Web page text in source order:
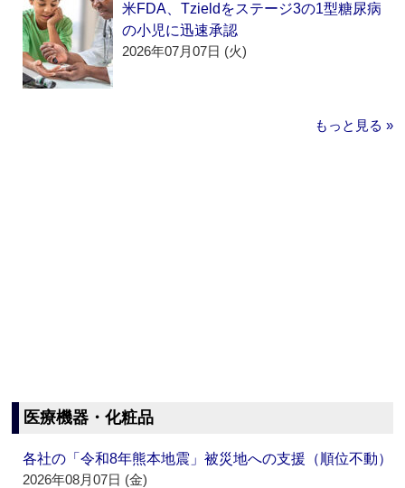
米FDA、Tzieldをステージ3の1型糖尿病
の小児に迅速承認
2026年07月07日 (火)
もっと見る »
医療機器・化粧品
各社の「令和8年熊本地震」被災地への支援（順位不動）
2026年08月07日 (金)